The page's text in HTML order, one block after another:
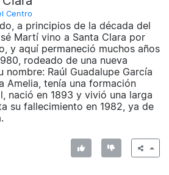
Centro
a principios de la década del
Martí vino a Santa Clara por
y aquí permaneció muchos años
rodeado de una nueva
nombre: Raúl Guadalupe García
Amelia, tenía una formación
nació en 1893 y vivió una larga
su fallecimiento en 1982, ya de